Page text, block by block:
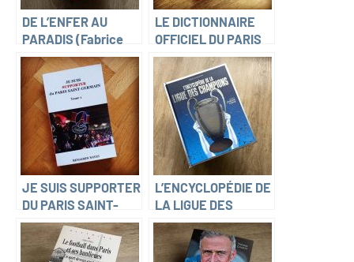
DE L’ENFER AU
PARADIS (Fabrice
Hawkins)
LE DICTIONNAIRE
OFFICIEL DU PARIS
SAINT-GERMAIN
(Michel Kollar)
JE SUIS SUPPORTER
DU PARIS SAINT-
GERMAIN (Benjamin
Navet)
L’ENCYCLOPÉDIE DE
LA LIGUE DES
CHAMPIONS (Denis
Chaumier)